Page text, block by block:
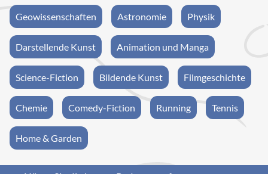
Geowissenschaften Astronomie Physik
Darstellende Kunst Animation und Manga
Science-Fiction Bildende Kunst Filmgeschichte
Chemie Comedy-Fiction Running Tennis
Home & Garden